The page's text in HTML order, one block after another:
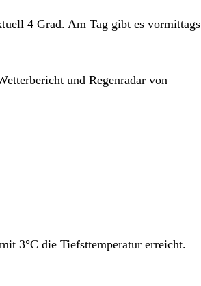
4 Grad. Am Tag gibt es vormittags
und Regenradar von
3°C die Tiefsttemperatur erreicht.